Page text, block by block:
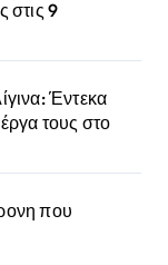
στις 9
Έντεκα
τους στο
που